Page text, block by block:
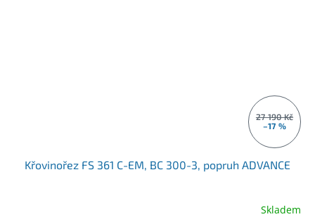
27 190 Kč
–17 %
Křovinořez FS 361 C-EM, BC 300-3, popruh ADVANCE
Skladem